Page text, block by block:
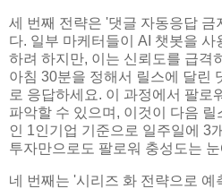
세 번째 전략은 '댓글 자동응답 금
다. 일부 마케터들이 AI 챗봇을
하려 하지만, 이는 신뢰도를 급격
아침 30분을 정해서 릴스에 달린
로 응답하세요. 이 과정에서 팔로
파악할 수 있으며, 이것이 다음
인 1인기업 기준으로 일주일에 3
투자만으로도 팔로워 충성도는
네 번째는 '시리즈 화 전략으로 예